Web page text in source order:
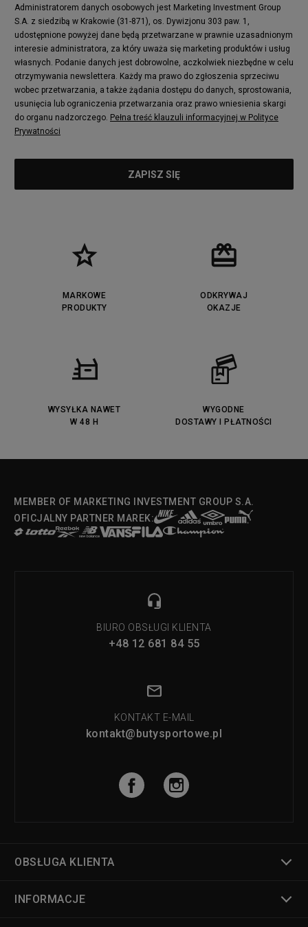
Administratorem danych osobowych jest Marketing Investment Group
S.A. z siedzibą w Krakowie (31-871), os. Dywizjonu 303 paw. 1,
udostępnione powyżej dane będą przetwarzane w prawnie uzasadnionym
interesie administratora, za który uważa się marketing produktów i usług
własnych. Podanie danych jest dobrowolne, aczkolwiek niezbędne w celu
otrzymywania newslettera. Każdy ma prawo do zgłoszenia sprzeciwu
wobec przetwarzania, a także żądania dostępu do danych, sprostowania,
usunięcia lub ograniczenia przetwarzania oraz prawo wniesienia skargi
do organu nadzorczego. Pełna treść klauzuli informacyjnej w Polityce
Prywatności
MARKOWE
PRODUKTY
ODKRYWAJ
OKAZJE
WYSYŁKA NAWET
W 48 H
WYGODNE
DOSTAWY I PŁATNOŚCI
MEMBER OF MARKETING INVESTMENT GROUP S.A.
OFICJALNY PARTNER MAREK:
BIURO OBSŁUGI KLIENTA
+48 12 681 84 55
KONTAKT E-MAIL
kontakt@butysportowe.pl
OBSŁUGA KLIENTA
INFORMACJE